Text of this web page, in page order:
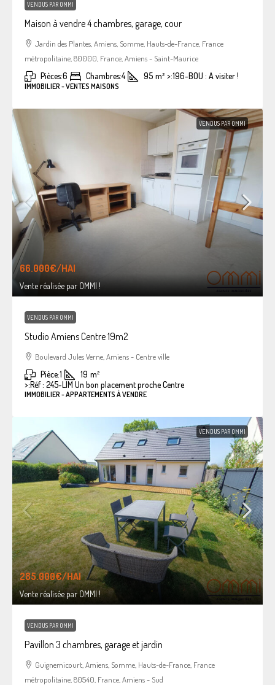
VENDUS PAR OMMI
Maison à vendre 4 chambres, garage, cour
Jardin des Plantes, Amiens, Somme, Hauts-de-France, France
métropolitaine, 80000, France, Amiens - Saint-Maurice
Pièces:6 Chambres:4 95 m² >:196-BOU : A visiter !
IMMOBILIER - VENTES MAISONS
VENDUS PAR OMMI
66.000€/HAI
Vente réalisée par OMMI !
VENDUS PAR OMMI
Studio Amiens Centre 19m2
Boulevard Jules Verne, Amiens - Centre ville
Pièce:1 19 m²
>:Réf : 245-LIM Un bon placement proche Centre
IMMOBILIER - APPARTEMENTS À VENDRE
VENDUS PAR OMMI
285.000€/HAI
Vente réalisée par OMMI !
VENDUS PAR OMMI
Pavillon 3 chambres, garage et jardin
Guignemicourt, Amiens, Somme, Hauts-de-France, France
métropolitaine, 80540, France, Amiens - Sud